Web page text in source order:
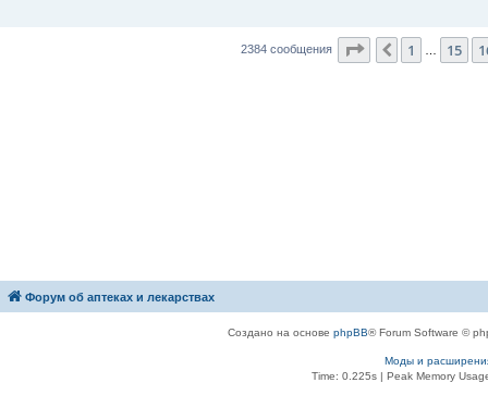
2384 сообщения Страница 17из
Пред.
1 15
Форум об аптеках и лекарствах
Создано на основе phpBB® Forum Software ©
Моды и
Time: 0.225s| Peak Memory